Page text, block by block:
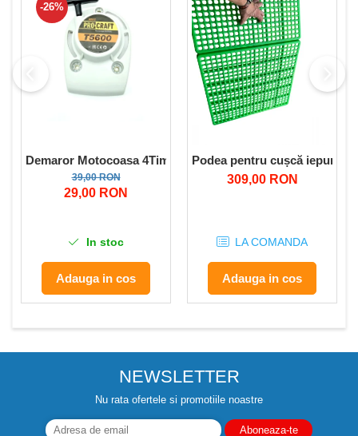
-26%
Demaror Motocoasa 4Timpi benzina Tip Procraft T5600
39,00 RON
29,00 RON
In stoc
Adauga in cos
Podea pentru cușcă iepuri
309,00 RON
LA COMANDA
Adauga in cos
NEWSLETTER
Nu rata ofertele si promotiile noastre